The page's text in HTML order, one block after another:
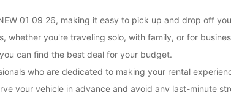
01 09 26, making it easy to pick up and drop off
whether you're traveling solo, with family, or for
can find the best deal for your budget.
who are dedicated to making your rental
your vehicle in advance and avoid any last-minute